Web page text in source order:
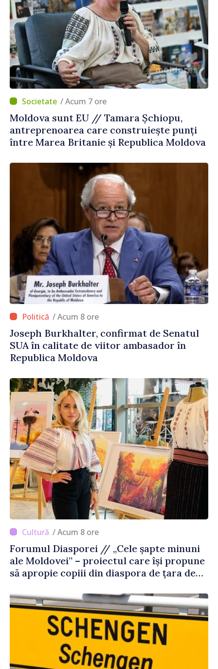
/ Acum 7 ore
Moldova sunt EU // Tamara Șchiopu,
antreprenoarea care construiește punți
între Marea Britanie și Republica Moldova
/ Acum 8 ore
Joseph Burkhalter, confirmat de Senatul
SUA în calitate de viitor ambasador în
Republica Moldova
/ Acum 8 ore
Forumul Diasporei // „Cele șapte minuni
ale Moldovei” – proiectul care își propune
să apropie copiii din diaspora de țara de